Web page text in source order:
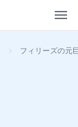
> フィリーズの元